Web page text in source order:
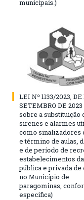
municipais.)
LEI Nº 1133/2023, DE
SETEMBRO DE
sobre a substituição
sirenes e alarmes
como sinalizadores
e término de aulas,
e de período de
estabelecimentos
pública e privada de
no Município de
paragominas,
especifica)